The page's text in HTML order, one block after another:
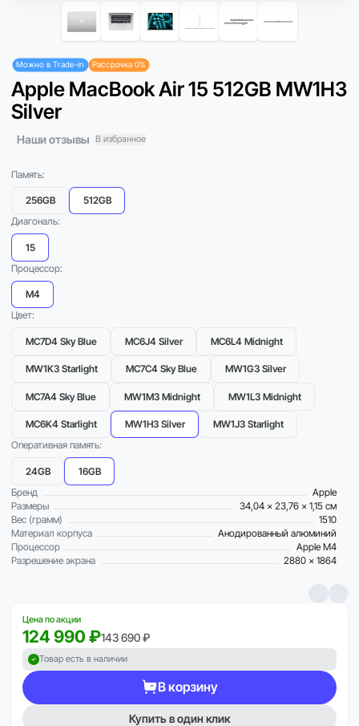
Apple MacBook Air 15 512GB MW1H3
Silver
Наши отзывы В избранное
Можно в Trade-in Рассрочка 0%
Память:
256GB
512GB
Диагональ:
15
Процессор:
M4
Цвет:
MC7D4 Sky Blue MC6J4 Silver MC6L4 Midnight
MW1K3 Starlight MC7C4 Sky Blue MW1G3 Silver
MC7A4 Sky Blue MW1M3 Midnight MW1L3 Midnight
MC6K4 Starlight MW1H3 Silver
MW1J3 Starlight
Оперативная память:
24GB
16GB
Бренд
Apple
Размеры
34,04 x 23,76 x 1,15 см
Вес (грамм)
1510
Материал корпуса
Анодированный алюминий
Процессор
Apple M4
Разрешение экрана
2880 x 1864
Цена по акции
124 990 ₽143 690 ₽
Товар есть в наличии
В корзину
Купить в один клик